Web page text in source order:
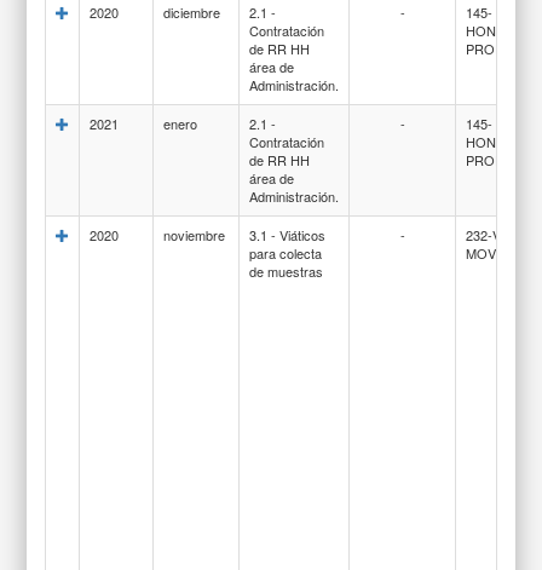
2020 diciembre
2.1 -
Contratación
de RR HH
área de
Administración.
-
145-
2021 enero
2.1 -
Contratación
de RR HH
área de
Administración.
-
145-
2020 noviembre
3.1 - Viáticos
para colecta
de muestras
-
232-
MOVILIDAD